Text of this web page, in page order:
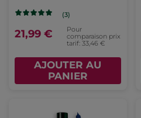
(3)
21,99 €
Pour
comparaison prix
tarif: 33,46 €
AJOUTER AU
PANIER